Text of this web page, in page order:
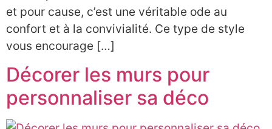
et pour cause, c’est une véritable ode au
confort et à la convivialité. Ce type de style
vous encourage […]
Décorer les murs pour
personnaliser sa déco